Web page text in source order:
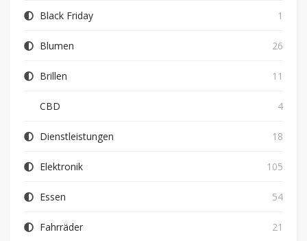
Black Friday 1
Blumen 26
Brillen 11
CBD 4
Dienstleistungen 18
Elektronik 105
Essen 54
Fahrräder 21